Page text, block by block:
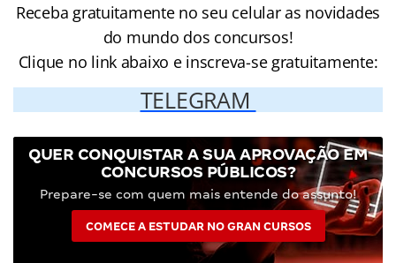
Receba gratuitamente no seu celular as novidades
do mundo dos concursos!
Clique no link abaixo e inscreva-se gratuitamente:
TELEGRAM
QUER CONQUISTAR A SUA APROVAÇÃO EM
CONCURSOS PÚBLICOS?
Prepare-se com quem mais entende do assunto!
COMECE A ESTUDAR NO GRAN CURSOS